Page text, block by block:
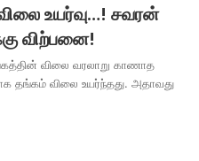
உயர்வு…! சவரன்
விற்பனை!
விலை வரலாறு காணாத
தங்கம் விலை உயர்ந்தது. அதாவது